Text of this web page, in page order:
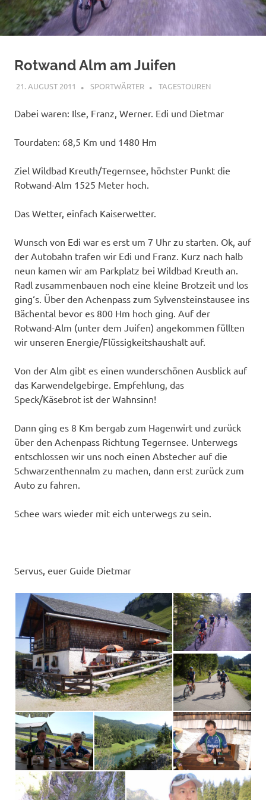
Rotwand Alm am Juifen
21. AUGUST 2011 SPORTWÄRTER TAGESTOUREN
Dabei waren: Ilse, Franz, Werner. Edi und Dietmar
Tourdaten: 68,5 Km und 1480 Hm
Ziel Wildbad Kreuth/Tegernsee, höchster Punkt die
Rotwand-Alm 1525 Meter hoch.
Das Wetter, einfach Kaiserwetter.
Wunsch von Edi war es erst um 7 Uhr zu starten. Ok, auf
der Autobahn trafen wir Edi und Franz. Kurz nach halb
neun kamen wir am Parkplatz bei Wildbad Kreuth an.
Radl zusammenbauen noch eine kleine Brotzeit und los
ging‘s. Über den Achenpass zum Sylvensteinstausee ins
Bächental bevor es 800 Hm hoch ging. Auf der
Rotwand-Alm (unter dem Juifen) angekommen füllten
wir unseren Energie/Flüssigkeitshaushalt auf.
Von der Alm gibt es einen wunderschönen Ausblick auf
das Karwendelgebirge. Empfehlung, das
Speck/Käsebrot ist der Wahnsinn!
Dann ging es 8 Km bergab zum Hagenwirt und zurück
über den Achenpass Richtung Tegernsee. Unterwegs
entschlossen wir uns noch einen Abstecher auf die
Schwarzenthennalm zu machen, dann erst zurück zum
Auto zu fahren.
Schee wars wieder mit eich unterwegs zu sein.
Servus, euer Guide Dietmar